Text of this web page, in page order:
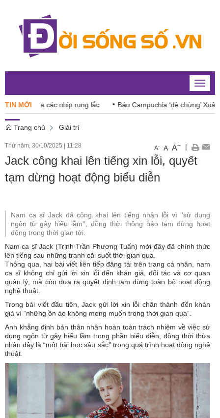
Toggle
TIN MỚI
giữa các nhịp rung lắc Báo Campuchia ‘dè chừng’ Xuân Son
Trang chủ Giải trí
Thứ năm, 30/10/2025 11:28 A- A A+ |
Jack công khai lên tiếng xin lỗi, quyết
tạm dừng hoạt động biểu diễn
Nam ca sĩ Jack đã công khai lên tiếng nhận lỗi vì ''sử dụng
ngôn từ gây hiểu lầm'', đồng thời thông báo tạm dừng hoạt
động trong thời gian tới.
Nam ca sĩ Jack (Trịnh Trần Phương Tuấn) mới đây đã chính thức
lên tiếng sau những tranh cãi suốt thời gian qua.
Thông qua, hai bài viết liên tiếp đăng tải trên trang cá nhân, nam
ca sĩ không chỉ gửi lời xin lỗi đến khán giả, đối tác và cơ quan
quản lý, mà còn đưa ra quyết định tạm dừng toàn bộ hoạt động
nghệ thuật.
Trong bài viết đầu tiên, Jack gửi lời xin lỗi chân thành đến khán
giả vì “những ồn ào không mong muốn trong thời gian qua”.
Anh khẳng định bản thân nhận hoàn toàn trách nhiệm về việc sử
dụng ngôn từ gây hiểu lầm trong phần biểu diễn, đồng thời thừa
nhận đây là “một bài học sâu sắc” trong quá trình hoạt động nghệ
thuật.